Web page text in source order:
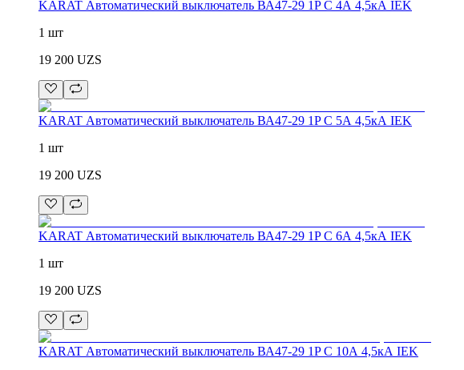
KARAT Автоматический выключатель ВА47-29 1P C 4А 4,5кА IEK
1 шт
19 200 UZS
KARAT Автоматический выключатель ВА47-29 1P C 5А 4,5кА IEK
1 шт
19 200 UZS
KARAT Автоматический выключатель ВА47-29 1P C 6А 4,5кА IEK
1 шт
19 200 UZS
KARAT Автоматический выключатель ВА47-29 1P C 10А 4,5кА IEK